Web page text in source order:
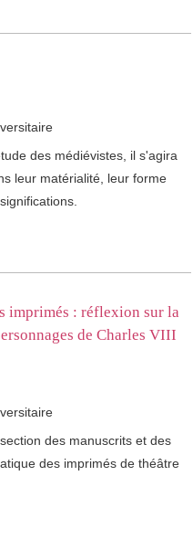
des médiévistes, il s'agira
leur matérialité, leur forme
imprimés : réflexion sur la
de Charles VIII
des manuscrits et des
des imprimés de théâtre